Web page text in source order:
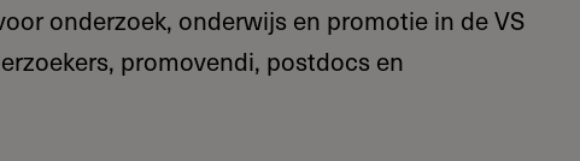
onderzoek, onderwijs en promotie in de VS
promovendi, postdocs en